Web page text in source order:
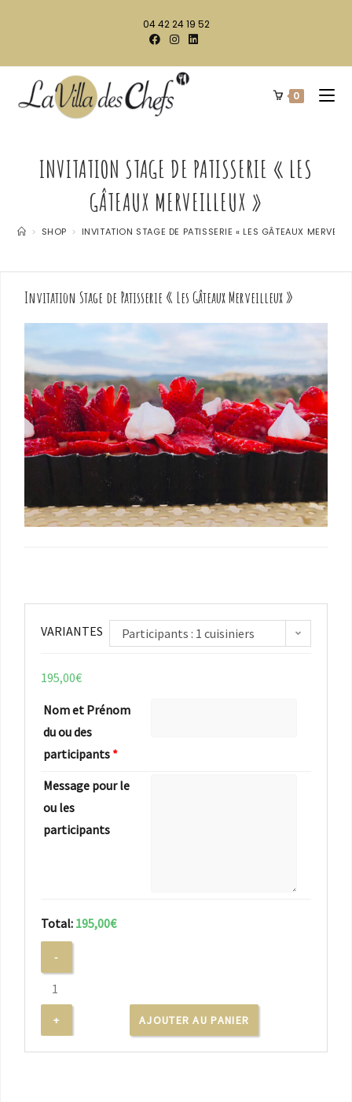
04 42 24 19 52
0
INVITATION STAGE DE PATISSERIE « LES
GÂTEAUX MERVEILLEUX »
> SHOP > INVITATION STAGE DE PATISSERIE « LES GÂTEAUX
Invitation Stage de Patisserie « Les Gâteaux Merveilleux »
VARIANTES Participants : 1 cuisiniers
195,00€
Nom et Prénom
du ou des
participants *
Message pour le
ou les
participants
Total: 195,00€
AJOUTER AU PANIER